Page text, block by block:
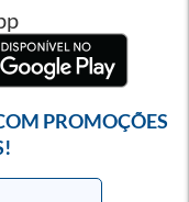
PROMOÇÕES